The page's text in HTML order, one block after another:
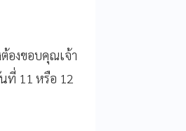
องขอบคุณเจ้า
ที่ 11 หรือ 12